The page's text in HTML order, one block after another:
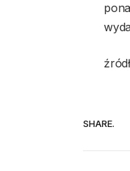
SHARE.